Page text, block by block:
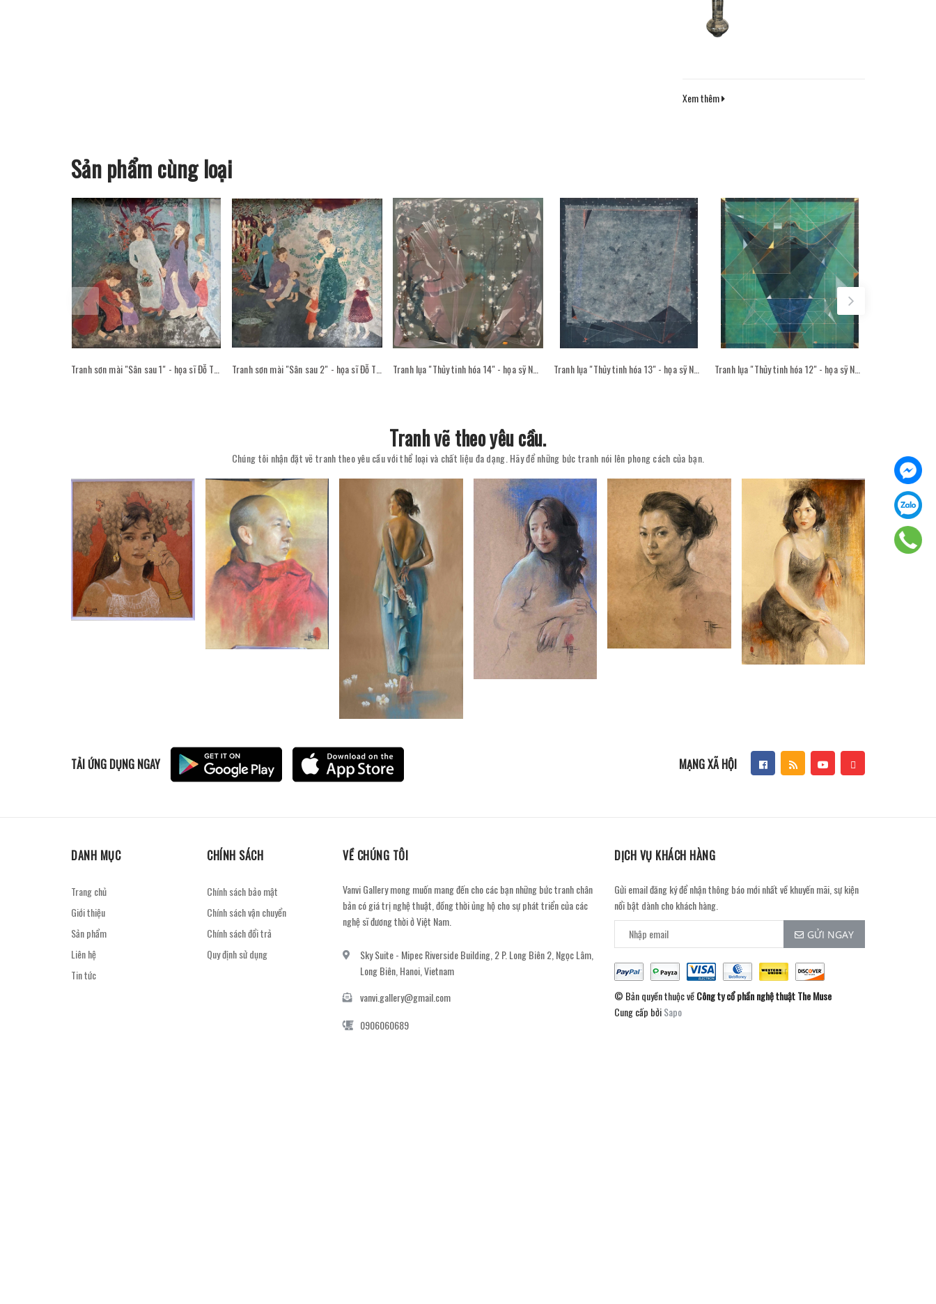
Xem thêm
Sản phẩm cùng loại
Tranh vẽ theo yêu cầu.
Chúng tôi nhận đặt vẽ tranh theo yêu cầu với thể loại và chất liệu đa dạng. Hãy để những bức tranh nói lên phong cách của bạn.
TẢI ỨNG DỤNG NGAY MẠNG XÃ HỘI
DANH MỤC
Trang chủ
Giới thiệu
Sản phẩm
Liên hệ
Tin tức
CHÍNH SÁCH
Chính sách bảo mật
Chính sách vận chuyển
Chính sách đổi trả
Quy định sử dụng
VỀ CHÚNG TÔI
Vanvi Gallery mong muốn mang đến cho các bạn những bức tranh chân
bản có giá trị nghệ thuật, đồng thời ủng hộ cho sự phát triển của các
nghệ sĩ đương thời ở Việt Nam.
Sky Suite - Mipec Riverside Building, 2 P. Long Biên 2, Ngọc Lâm,
Long Biên, Hanoi, Vietnam
vanvi.gallery@gmail.com
0906060689
DỊCH VỤ KHÁCH HÀNG
Gửi email đăng ký để nhận thông báo mới nhất về khuyến mãi, sự kiện
nổi bật dành cho khách hàng.
GỬI NGAY
© Bản quyền thuộc vềCông ty cổ phần nghệ thuật The Muse
Cung cấp bởiSapo